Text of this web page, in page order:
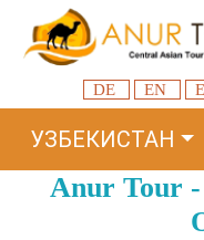
DE EN
УЗБЕКИСТАН
Anur Tour